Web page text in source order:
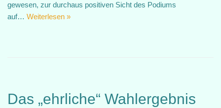
gewesen, zur durchaus positiven Sicht des Podiums
auf… Weiterlesen »
Das „ehrliche“ Wahlergebnis